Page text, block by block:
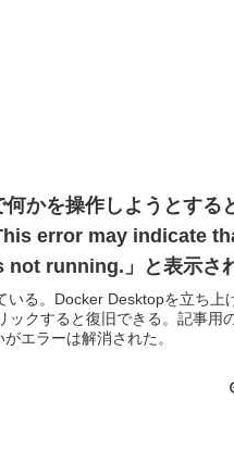
かを操作しようとする
error may indicate
running.」と表示さ
いる。Docker Desktopを立ち上
ックすると復旧できる。記事用
エラーは解消された。